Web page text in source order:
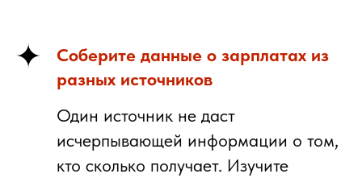
Соберите данные о зарплатах из
разных источников
Один источник не даст
исчерпывающей информации о том,
кто сколько получает. Изучите